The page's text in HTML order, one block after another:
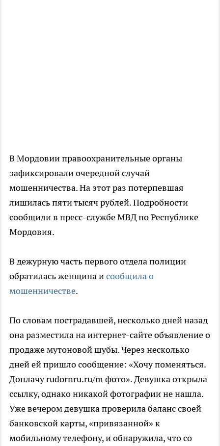
В Мордовии правоохранительные органы
зафиксировали очередной случай
мошенничества. На этот раз потерпевшая
лишилась пяти тысяч рублей. Подробности
сообщили в пресс-службе МВД по Республике
Мордовия.
В дежурную часть первого отдела полиции
обратилась женщина исообщила о
мошенничестве.
По словам пострадавшей, несколько дней назад
она разместила на интернет-сайте объявление о
продаже мутоновой шубы. Через несколько
дней ей пришло сообщение: «Хочу поменяться.
Доплачу rudornru.ru/m фото». Девушка открыла
ссылку, однако никакой фотографии не нашла.
Уже вечером девушка проверила баланс своей
банковской карты, «привязанной» к
мобильному телефону, и обнаружила, что со